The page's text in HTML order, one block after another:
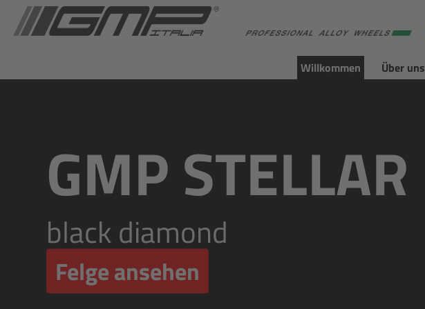
Willkommen Über uns
GMP STELLAR
black diamond
Felge ansehen